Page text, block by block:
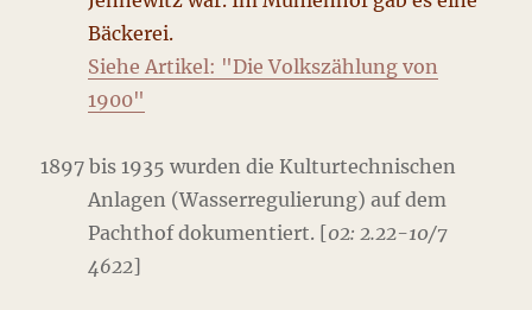
Bäckerei.
SieheArtikel: "Die Volkszählung von
1900"
1897 bis 1935 wurden die Kulturtechnischen
Anlagen (Wasserregulierung) auf dem
Pachthof dokumentiert. [02: 2.22-10/7
4622]